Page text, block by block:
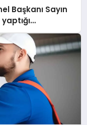
Başkanı Sayın